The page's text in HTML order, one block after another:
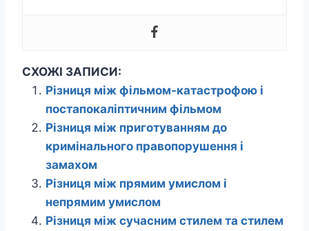
СХОЖІ ЗАПИСИ:
Різниця між фільмом-катастрофою і
постапокаліптичним фільмом
Різниця між приготуванням до
кримінального правопорушення і
замахом
Різниця між прямим умислом і
непрямим умислом
Різниця між сучасним стилем та стилем